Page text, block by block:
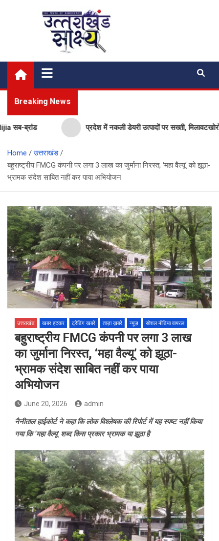
Uttarakhand Shakshya
My News Portal
Breaking News
ब्रांड प्रदेश में नकली डेयरी उत्पादों पर सख्ती, मिलावटखोरों
Home
उत्तराखंड
बहुराष्ट्रीय FMCG कंपनी पर लगा 3 लाख का जुर्माना निरस्त, ‘महा वैल्यू’ को झूठा-
भ्रामक संदेश साबित नहीं कर पाया अभियोजन
उत्तराखंड खबर हटकर ट्रेंडिंग खबरें ताज़ा ख़बरें न्यूज़ सोशल मीडिया वायरल
बहुराष्ट्रीय FMCG कंपनी पर लगा 3 लाख
का जुर्माना निरस्त, ‘महा वैल्यू’ को झूठा-
भ्रामक संदेश साबित नहीं कर पाया
अभियोजन
June 20, 2026 admin
नैनीताल हाईकोर्ट ने कहा कि लोक विश्लेषक की रिपोर्ट में यह स्पष्ट नहीं किया
गया कि ‘महा वैल्यू’ शब्द किस प्रकार भ्रामक या झूठा है